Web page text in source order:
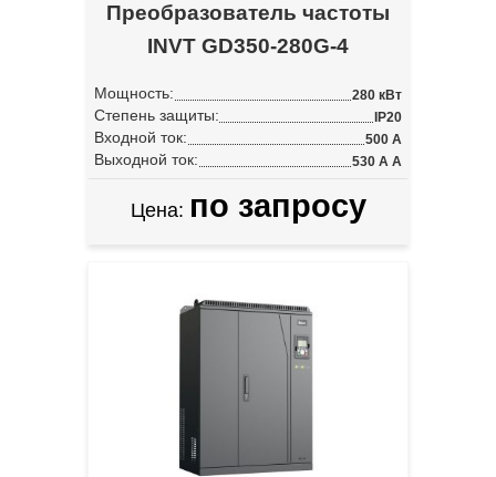
Преобразователь частоты
INVT GD350-280G-4
Мощность: 280 кВт
Степень защиты: IP20
Входной ток: 500 А
Выходной ток: 530 А А
Цена: по запросу